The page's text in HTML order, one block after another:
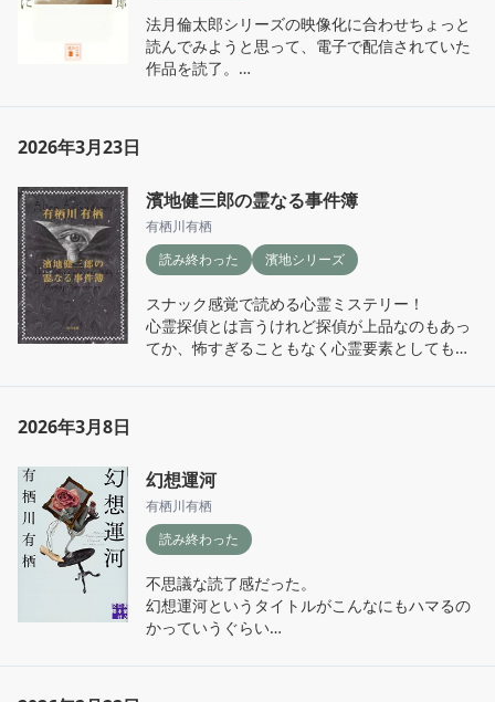
法月倫太郎シリーズの映像化に合わせちょっと
読んでみようと思って、電子で配信されていた
作品を読了。
てしまいもにゃもにゃとしてしまった。他の方
の感想などを読んでみたいと思う。
個人的にはやはり警察官はじめ司法がきちんと
機能していて、探偵が動く理由が探究心からの
を殺したという一点において決して許さないで
欲しいと思ってしまう。死は現実からの逃避だ
と思っているだけにそう感じるのかもしれない
2026年3月23日
濱地健三郎の霊なる事件簿
有栖川有栖
読み終わった
濱地シリーズ
スナック感覚で読める心霊ミステリー！
心霊探偵とは言うけれど探偵が上品なのもあっ
てか、怖すぎることもなく心霊要素としてもさ
2026年3月8日
幻想運河
有栖川有栖
読み終わった
不思議な読了感だった。
幻想運河というタイトルがこんなにもハマるの
かっていうぐらい